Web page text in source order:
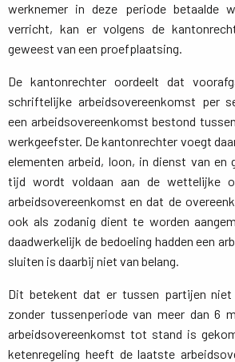
werknemer in deze periode betaalde
verricht, kan er volgens de
geweest van een proefplaatsing.
De kantonrechter oordeelt dat
schriftelijke arbeidsovereenkomst per
een arbeidsovereenkomst bestond
werkgeefster. De kantonrechter voegt
elementen arbeid, loon, in dienst van en
tijd wordt voldaan aan de wettelijke
arbeidsovereenkomst en dat de
ook als zodanig dient te worden
daadwerkelijk de bedoeling hadden een
sluiten is daarbij niet van belang.
Dit betekent dat er tussen partijen niet
zonder tussenperiode van meer dan 6
arbeidsovereenkomst tot stand is
ketenregeling heeft de laatste